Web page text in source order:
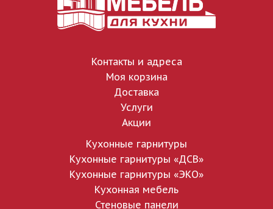
Контакты и адреса
Моя корзина
Доставка
Услуги
Акции
Кухонные гарнитуры
Кухонные гарнитуры «ДСВ»
Кухонные гарнитуры «ЭКО»
Кухонная мебель
Стеновые панели